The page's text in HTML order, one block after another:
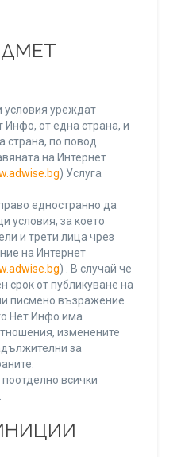
уреждат
от една страна, и
страна, по повод
на Интернет
) Услуга
едностранно да
условия, за което
и трети лица чрез
на Интернет
) . В случай че
срок от публикуване на
писмено възражение
Нет Инфо има
изменените
за
всички